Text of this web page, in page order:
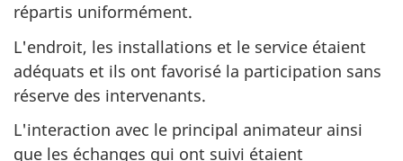
répartis uniformément.
L'endroit, les installations et le service étaient
adéquats et ils ont favorisé la participation sans
réserve des intervenants.
L'interaction avec le principal animateur ainsi
que les échanges qui ont suivi étaient